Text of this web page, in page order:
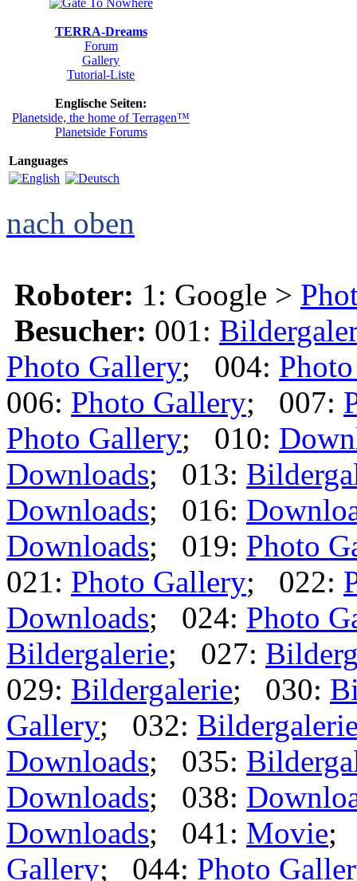
TERRA-Dreams
Forum
Gallery
Tutorial-Liste
Englische Seiten:
Planetside, the home of Terragen™
Planetside Forums
Languages
nach oben
Roboter: 1: Google >
Besucher: 001:
Photo Gallery; 004:
006: Photo Gallery; 007:
Photo Gallery; 010:
Downloads; 013:
Downloads; 016:
Downloads; 019: Photo
021: Photo Gallery; 022:
Downloads; 024: Photo
Bildergalerie; 027:
029: Bildergalerie; 030:
Gallery; 032:
Downloads; 035:
Downloads; 038:
Downloads; 041: Movie;
Gallery; 044: Photo